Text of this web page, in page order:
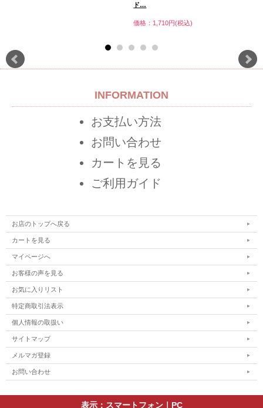
ド…
価格：1,710円(税込)
INFORMATION
お支払い方法
お問い合わせ
カートを見る
ご利用ガイド
お店のトップへ戻る
カートを見る
マイページへ
お客様の声を見る
お気に入りリスト
特定商取引法表示
個人情報の取扱い
サイトマップ
メルマガ登録
お問い合わせ
表示：スマートフォン｜ PC